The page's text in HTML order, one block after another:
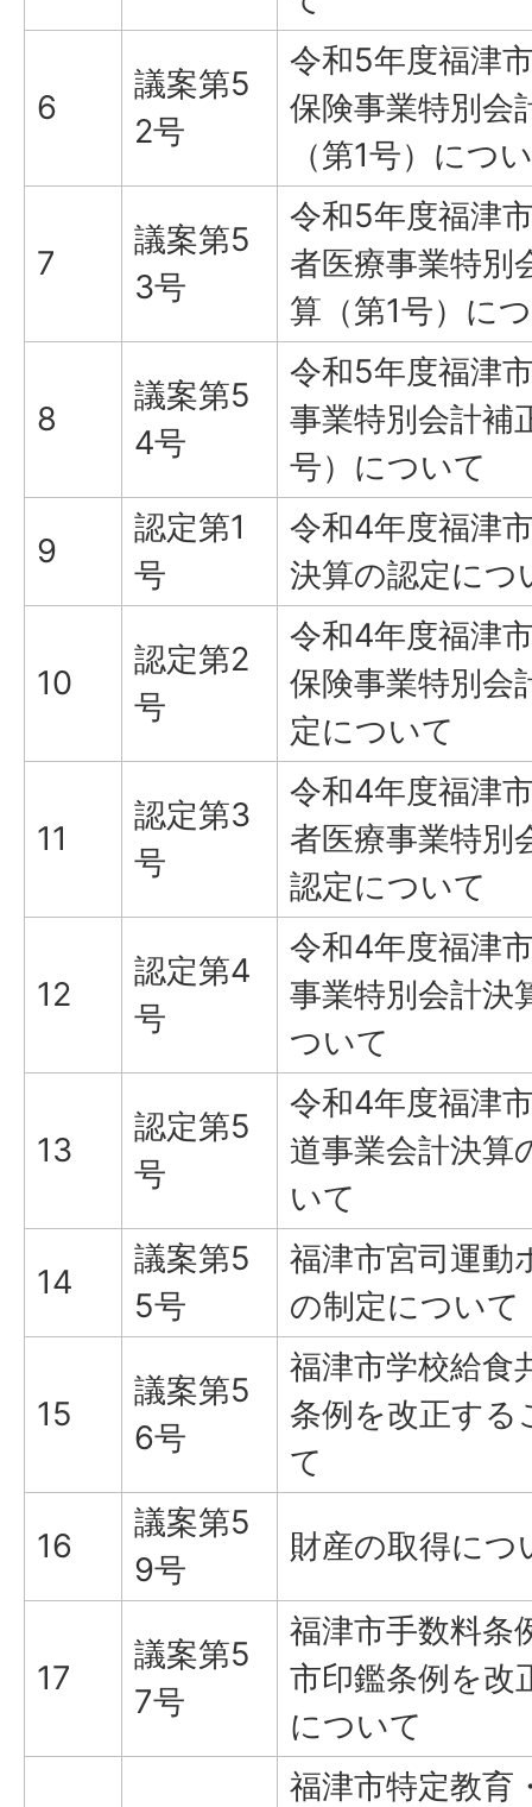
6
議案第5
2号
令和5年度福津
保険事業特別会
（第1号）につ
7
議案第5
3号
令和5年度福津
者医療事業特別
算（第1号）に
8
議案第5
4号
令和5年度福津
事業特別会計補
号）について
9
認定第1
号
令和4年度福津
決算の認定につ
10
認定第2
号
令和4年度福津
保険事業特別会
定について
11
認定第3
号
令和4年度福津
者医療事業特別
認定について
12
認定第4
号
令和4年度福津
事業特別会計決
ついて
13
認定第5
号
令和4年度福津
道事業会計決算
いて
14
議案第5
5号
福津市宮司運動
の制定について
15
議案第5
6号
福津市学校給食
条例を改正する
て
16
議案第5
9号
財産の取得につ
17
議案第5
7号
福津市手数料条
市印鑑条例を改
について
福津市特定教育